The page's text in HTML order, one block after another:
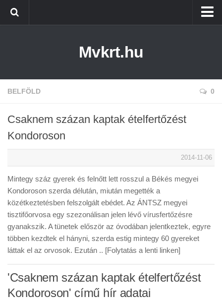
Tiszaújváros
Kazincbarcika
Mvkrt.hu
BELFÖLD 0
Csaknem százan kaptak ételfertőzést
Kondoroson
2014-11-06
Mintegy száz gyerek és felnőtt lett rosszul a Békés megyei
Kondoroson szerda délután, miután megették a
közétkeztetésben felszolgált ebédet. Az ÁNTSZ megyei
tisztifőorvosa egy szezonálisan jelen lévő vírusfertőzésre
gyanakszik. A tünetek először az óvodában jelentkeztek, egyre
többen kezdtek el hányni, szerda estig mintegy 60 gyereket
láttak el az orvosok. Ezután .. [Folytatás a lenti linken]
'Csaknem százan kaptak ételfertőzést
Kondoroson' című hír adatai